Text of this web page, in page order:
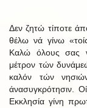
Δεν ζητώ τίποτε
θέλω νά γίνω
Καλώ όλους σας
μέτρον τών
καλόν τών
άνασυγκρότησιν.
Εκκλησία γίνη